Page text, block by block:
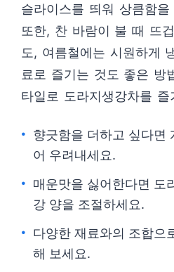
슬라이스를 띄워 상큼함
또한, 찬 바람이 불 때 뜨
도, 여름철에는 시원하게
료로 즐기는 것도 좋은 방
타일로 도라지생강차를 즐
향긋함을 더하고 싶다면
어 우려내세요.
매운맛을 싫어한다면 도
강 양을 조절하세요.
다양한 재료와의 조합으
해 보세요.